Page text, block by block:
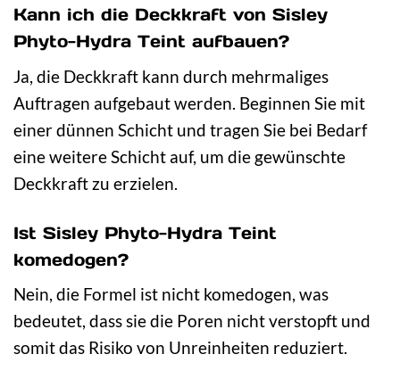
Kann ich die Deckkraft von Sisley
Phyto-Hydra Teint aufbauen?
Ja, die Deckkraft kann durch mehrmaliges
Auftragen aufgebaut werden. Beginnen Sie mit
einer dünnen Schicht und tragen Sie bei Bedarf
eine weitere Schicht auf, um die gewünschte
Deckkraft zu erzielen.
Ist Sisley Phyto-Hydra Teint
komedogen?
Nein, die Formel ist nicht komedogen, was
bedeutet, dass sie die Poren nicht verstopft und
somit das Risiko von Unreinheiten reduziert.